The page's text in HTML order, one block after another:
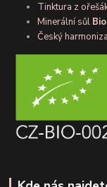
Tinktura z
Minerální sůl
Český